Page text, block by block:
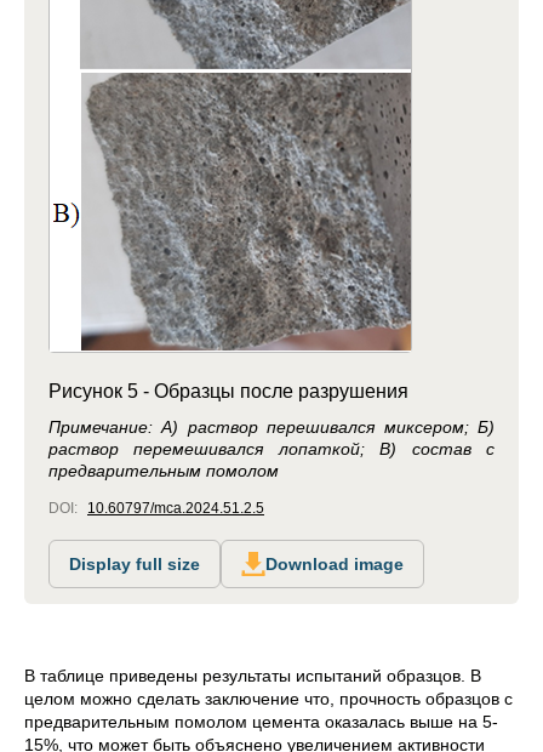
Рисунок 5 - Образцы после разрушения
Примечание: А) раствор перешивался миксером; Б)
раствор перемешивался лопаткой; В) состав с
предварительным помолом
DOI: 10.60797/mca.2024.51.2.5
Display full size Download image
В таблице приведены результаты испытаний образцов. В
целом можно сделать заключение что, прочность образцов с
предварительным помолом цемента оказалась выше на 5-
15%, что может быть объяснено увеличением активности